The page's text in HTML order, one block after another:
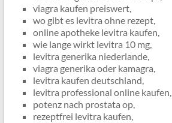
viagra kaufen preiswert,
wo gibt es levitra ohne rezept,
online apotheke levitra kaufen,
wie lange wirkt levitra 10 mg,
levitra generika niederlande,
viagra generika oder kamagra,
levitra kaufen deutschland,
levitra professional online kaufen,
potenz nach prostata op,
rezeptfrei levitra kaufen,